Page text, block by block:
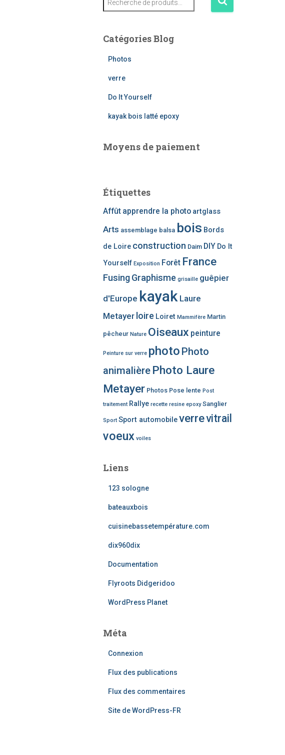
e
e
:
Catégories Blog
Photos
verre
Do It Yourself
kayak bois latté epoxy
Moyens de paiement
Étiquettes
Affût apprendre la photo artglass
Arts assemblage balsa bois Bords
de Loire construction Daim DIY Do It
Yourself Exposition Forêt France
Fusing Graphisme grisaille guêpier
d'Europe kayak Laure
Metayer loire Loiret Mammifère Martin
pêcheur Nature Oiseaux peinture
Peinture sur verre photo Photo
animalière Photo Laure
Metayer Photos Pose lente Post
traitement Rallye recette resine epoxy Sanglier
Sport Sport automobile verrevitrail
voeux voiles
Liens
123 sologne
bateauxbois
cuisinebassetempérature.com
dix960dix
Documentation
Flyroots Didgeridoo
WordPress Planet
Méta
Connexion
Flux des publications
Flux des commentaires
Site de WordPress-FR